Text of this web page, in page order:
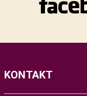
KONTAKT